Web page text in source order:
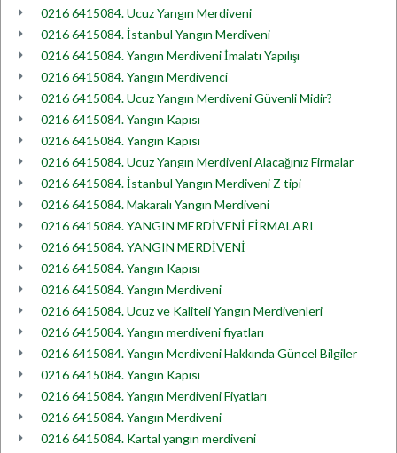
0216 6415084. Ucuz Yangın Merdiveni
0216 6415084. İstanbul Yangın Merdiveni
0216 6415084. Yangın Merdiveni İmalatı Yapılışı
0216 6415084. Yangın Merdivenci
0216 6415084. Ucuz Yangın Merdiveni Güvenli Midir?
0216 6415084. Yangın Kapısı
0216 6415084. Yangın Kapısı
0216 6415084. Ucuz Yangın Merdiveni Alacağınız Firmalar
0216 6415084. İstanbul Yangın Merdiveni Z tipi
0216 6415084. Makaralı Yangın Merdiveni
0216 6415084. YANGIN MERDİVENİ FİRMALARI
0216 6415084. YANGIN MERDİVENİ
0216 6415084. Yangın Kapısı
0216 6415084. Yangın Merdiveni
0216 6415084. Ucuz ve Kaliteli Yangın Merdivenleri
0216 6415084. Yangın merdiveni fiyatları
0216 6415084. Yangın Merdiveni Hakkında Güncel Bilgiler
0216 6415084. Yangın Kapısı
0216 6415084. Yangın Merdiveni Fiyatları
0216 6415084. Yangın Merdiveni
0216 6415084. Kartal yangın merdiveni